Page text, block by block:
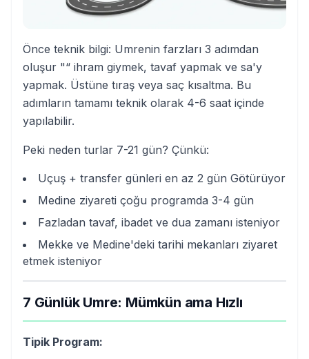
Önce teknik bilgi: Umrenin farzları 3 adımdan
oluşur "“ ihram giymek, tavaf yapmak ve sa'y
yapmak. Üstüne tıraş veya saç kısaltma. Bu
adımların tamamı teknik olarak 4-6 saat içinde
yapılabilir.
Peki neden turlar 7-21 gün? Çünkü:
Uçuş + transfer günleri en az 2 gün Götürüyor
Medine ziyareti çoğu programda 3-4 gün
Fazladan tavaf, ibadet ve dua zamanı isteniyor
Mekke ve Medine'deki tarihi mekanları ziyaret
etmek isteniyor
7 Günlük Umre: Mümkün ama Hızlı
Tipik Program: